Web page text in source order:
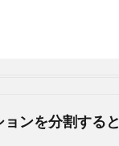
ョンを分割する